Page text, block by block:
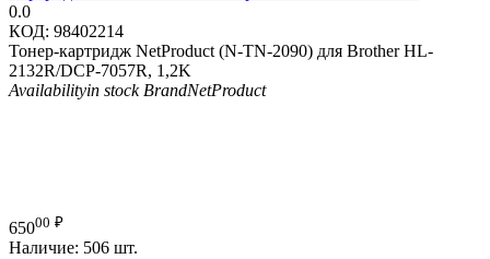
0.0
КОД: 98402214
Тонер-картридж NetProduct (N-TN-2090) для Brother HL-
2132R/DCP-7057R, 1,2K
Availabilityin stock BrandNetProduct
65000 ₽
Наличие: 506 шт.